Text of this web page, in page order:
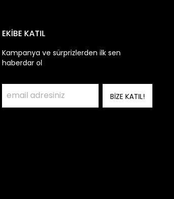
EKİBE KATIL
Kampanya ve sürprizlerden ilk sen
haberdar ol
BİZE KATIL!